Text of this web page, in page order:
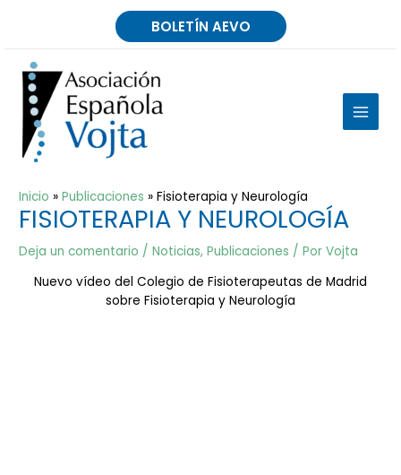
BOLETÍN AEVO
MAIN
Inicio Publicaciones Fisioterapia y Neurología
FISIOTERAPIA Y NEUROLOGÍA
Deja un comentario /Noticias,Publicaciones / PorVojta
Nuevo vídeo del Colegio de Fisioterapeutas de Madrid
sobre Fisioterapia y Neurología